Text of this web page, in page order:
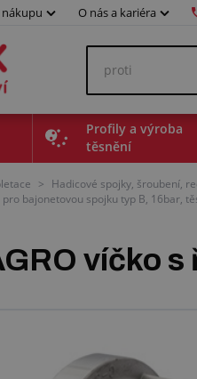
nákupu O nás a kariéra
Profily a výroba
těsnění
> Hadicové spojky, šroubení,
pro bajonetovou spojku typ B, 16bar,
víčko